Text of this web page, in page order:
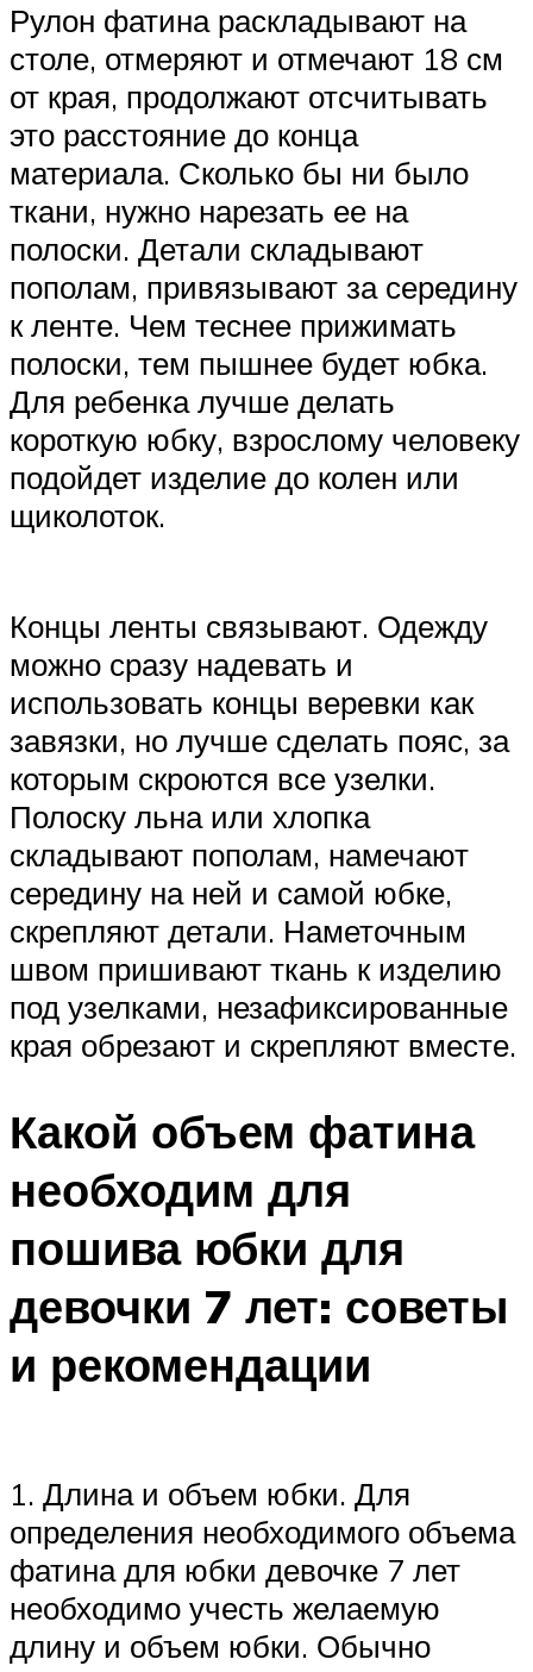
Рулон фатина раскладывают на
столе, отмеряют и отмечают 18 см
от края, продолжают отсчитывать
это расстояние до конца
материала. Сколько бы ни было
ткани, нужно нарезать ее на
полоски. Детали складывают
пополам, привязывают за середину
к ленте. Чем теснее прижимать
полоски, тем пышнее будет юбка.
Для ребенка лучше делать
короткую юбку, взрослому человеку
подойдет изделие до колен или
щиколоток.
Концы ленты связывают. Одежду
можно сразу надевать и
использовать концы веревки как
завязки, но лучше сделать пояс, за
которым скроются все узелки.
Полоску льна или хлопка
складывают пополам, намечают
середину на ней и самой юбке,
скрепляют детали. Наметочным
швом пришивают ткань к изделию
под узелками, незафиксированные
края обрезают и скрепляют вместе.
Какой объем фатина
необходим для
пошива юбки для
девочки 7 лет: советы
и рекомендации
1. Длина и объем юбки. Для
определения необходимого объема
фатина для юбки девочке 7 лет
необходимо учесть желаемую
длину и объем юбки. Обычно